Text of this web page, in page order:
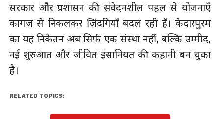
सरकार और प्रशासन की संवेदनशील पहल से योजनाएँ
कागज़ से निकलकर ज़िंदगियाँ बदल रही हैं। केदारपुरम
का यह निकेतन अब सिर्फ एक संस्था नहीं, बल्कि उम्मीद,
नई शुरुआत और जीवित इंसानियत की कहानी बन चुका
है।
RELATED TOPICS: